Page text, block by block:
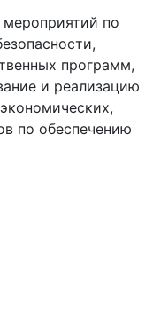
по
программ,
и реализацию
по обеспечению